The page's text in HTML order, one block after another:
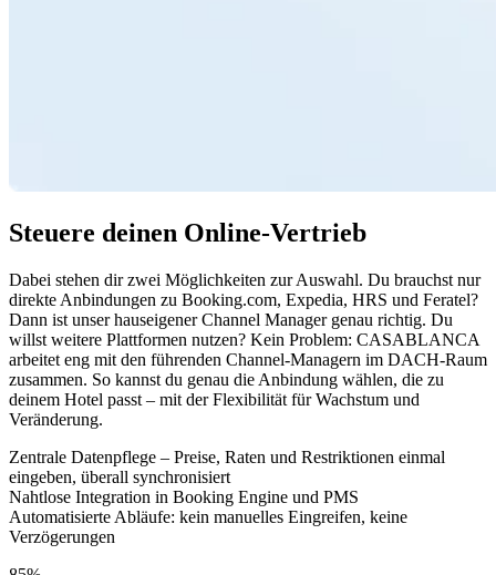
Steuere deinen Online-Vertrieb
Dabei stehen dir zwei Möglichkeiten zur Auswahl. Du brauchst nur
direkte Anbindungen zu Booking.com, Expedia, HRS und Feratel?
Dann ist unser hauseigener Channel Manager genau richtig. Du
willst weitere Plattformen nutzen? Kein Problem: CASABLANCA
arbeitet eng mit den führenden Channel-Managern im DACH-Raum
zusammen. So kannst du genau die Anbindung wählen, die zu
deinem Hotel passt – mit der Flexibilität für Wachstum und
Veränderung.
Zentrale Datenpflege – Preise, Raten und Restriktionen einmal
eingeben, überall synchronisiert
Nahtlose Integration in Booking Engine und PMS
Automatisierte Abläufe: kein manuelles Eingreifen, keine
Verzögerungen